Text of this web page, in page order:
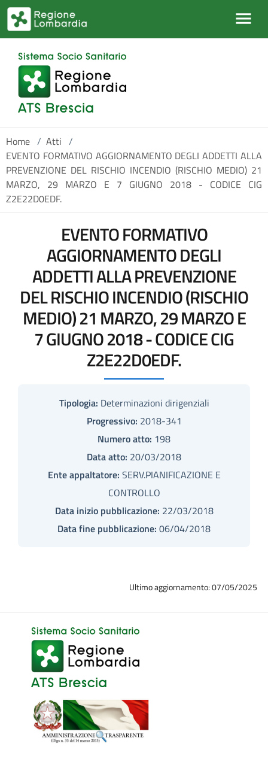
Salta al contenuto principale
Home / Atti /
EVENTO FORMATIVO AGGIORNAMENTO DEGLI ADDETTI ALLA
PREVENZIONE DEL RISCHIO INCENDIO (RISCHIO MEDIO) 21
MARZO, 29 MARZO E 7 GIUGNO 2018 - CODICE CIG
Z2E22D0EDF.
EVENTO FORMATIVO
AGGIORNAMENTO DEGLI
ADDETTI ALLA PREVENZIONE
DEL RISCHIO INCENDIO (RISCHIO
MEDIO) 21 MARZO, 29 MARZO E
7 GIUGNO 2018 - CODICE CIG
Z2E22D0EDF.
Tipologia: Determinazioni dirigenziali
Progressivo: 2018-341
Numero atto: 198
Data atto: 20/03/2018
Ente appaltatore: SERV.PIANIFICAZIONE E
CONTROLLO
Data inizio pubblicazione: 22/03/2018
Data fine pubblicazione: 06/04/2018
Ultimo aggiornamento: 07/05/2025